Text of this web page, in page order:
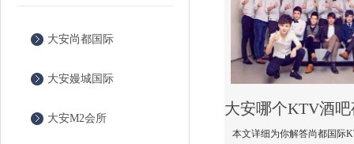
大安尚都国际
大安嫚城国际
大安M2会所